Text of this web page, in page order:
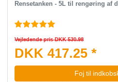
Rensetanken - 5L til rengøring af
Vejledende pris DKK 530.98
DKK 417.25 *
Foj til